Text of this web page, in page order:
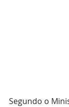
Segundo o